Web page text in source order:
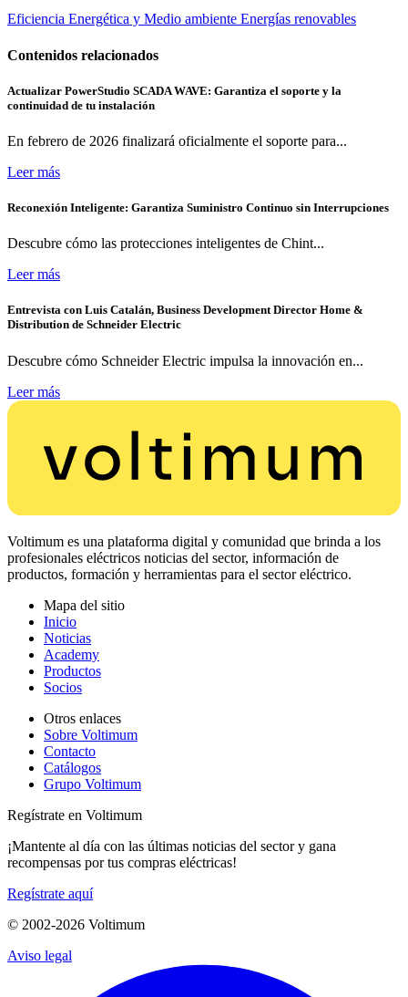
Eficiencia Energética y Medio ambiente Energías renovables
Contenidos relacionados
Actualizar PowerStudio SCADA WAVE: Garantiza el soporte y la
continuidad de tu instalación
En febrero de 2026 finalizará oficialmente el soporte para...
Leer más
Reconexión Inteligente: Garantiza Suministro Continuo sin Interrupciones
Descubre cómo las protecciones inteligentes de Chint...
Leer más
Entrevista con Luis Catalán, Business Development Director Home &
Distribution de Schneider Electric
Descubre cómo Schneider Electric impulsa la innovación en...
Leer más
Voltimum es una plataforma digital y comunidad que brinda a los
profesionales eléctricos noticias del sector, información de
productos, formación y herramientas para el sector eléctrico.
Mapa del sitio
Inicio
Noticias
Academy
Productos
Socios
Otros enlaces
Sobre Voltimum
Contacto
Catálogos
Grupo Voltimum
Regístrate en Voltimum
¡Mantente al día con las últimas noticias del sector y gana
recompensas por tus compras eléctricas!
Regístrate aquí
© 2002-2026 Voltimum
Aviso legal